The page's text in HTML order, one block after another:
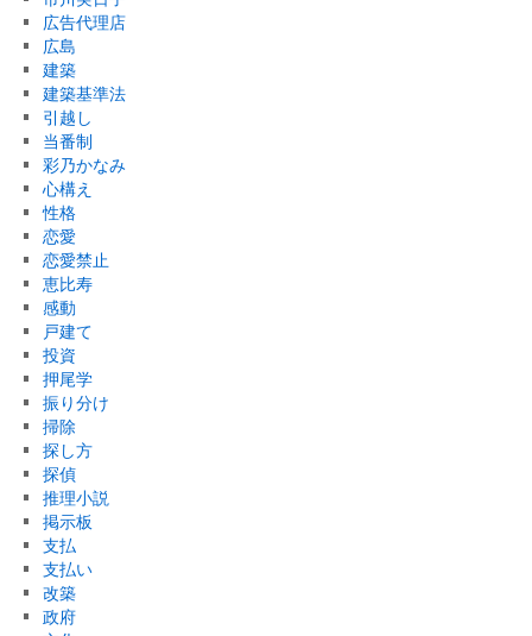
広告代理店
広島
建築
建築基準法
引越し
当番制
彩乃かなみ
心構え
性格
恋愛
恋愛禁止
恵比寿
感動
戸建て
投資
押尾学
振り分け
掃除
探し方
探偵
推理小説
掲示板
支払
支払い
改築
政府